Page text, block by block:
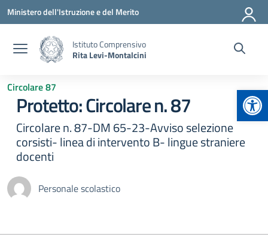
Vai ai contenuti
Vai al menu di navigazione
Vai al footer
Ministero dell'Istruzione e del Merito
Istituto Comprensivo
Rita Levi-Montalcini
Circolare 87
Protetto: Circolare n. 87
Circolare n. 87-DM 65-23-Avviso selezione
corsisti- linea di intervento B- lingue straniere
docenti
Personale scolastico